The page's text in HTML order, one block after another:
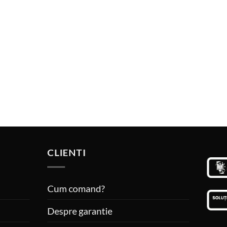
CLIENTI
Cum comand?
Despre garantie